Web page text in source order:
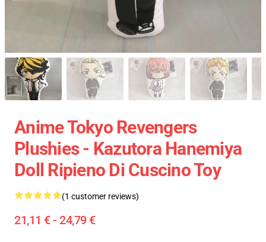
Anime Tokyo Revengers
Plushies - Kazutora Hanemiya
Doll Ripieno Di Cuscino Toy
(1 customer reviews)
21,11 € - 24,79 €